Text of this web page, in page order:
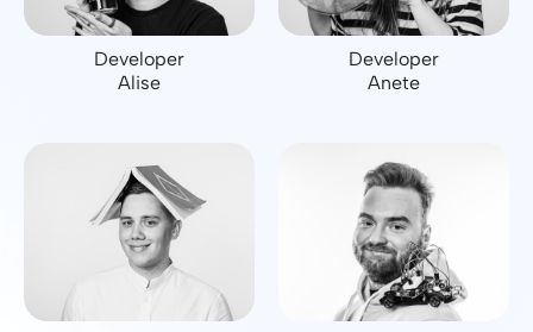
Developer
Alise
Developer
Anete